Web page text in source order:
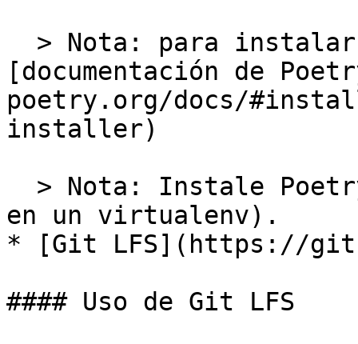
[documentación de
poetry.org/docs/
installer)
en un virtualenv).
* [Git LFS](https://
#### Uso de Git LFS